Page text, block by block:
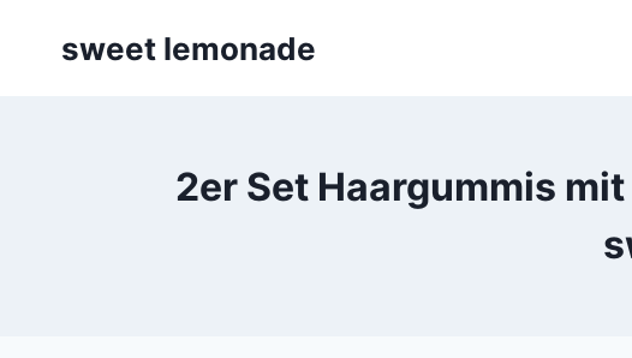
sweet lemonade
2er Set Haargummis